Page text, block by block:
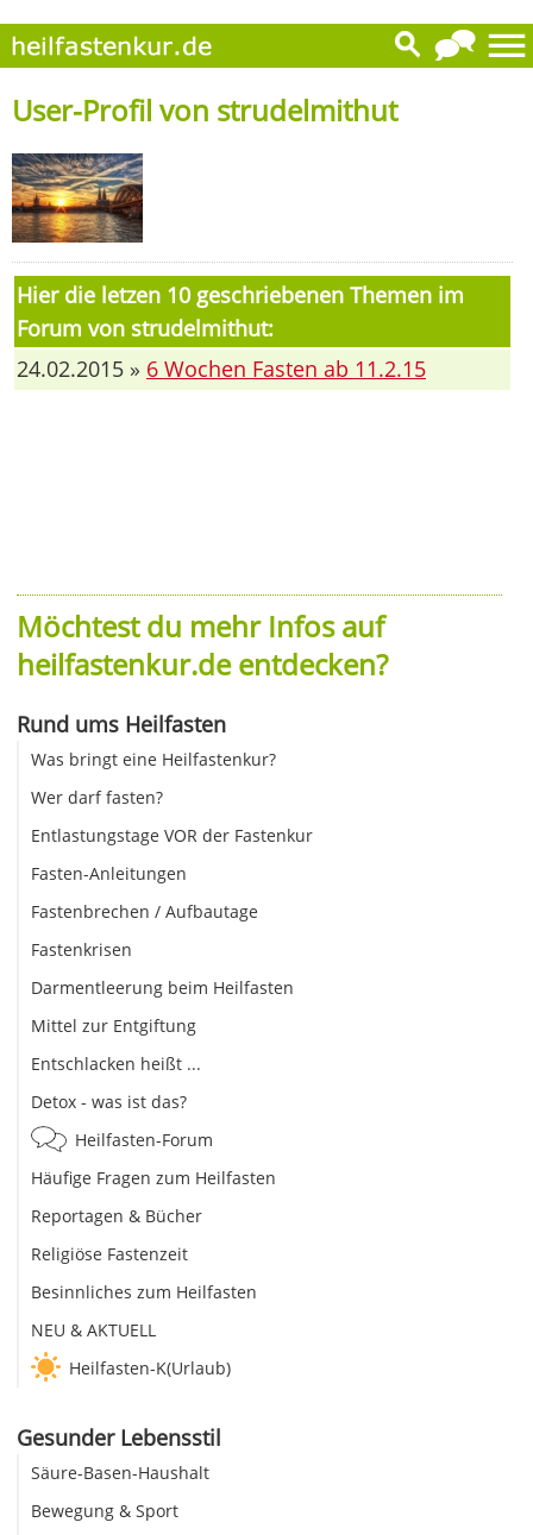
User-Profil von strudelmithut
Hier die letzen 10 geschriebenen Themen im
Forum von strudelmithut:
24.02.2015 » 6 Wochen Fasten ab 11.2.15
Möchtest du mehr Infos auf
heilfastenkur.de entdecken?
Rund ums Heilfasten
Was bringt eine Heilfastenkur?
Wer darf fasten?
Entlastungstage VOR der Fastenkur
Fasten-Anleitungen
Fastenbrechen / Aufbautage
Fastenkrisen
Darmentleerung beim Heilfasten
Mittel zur Entgiftung
Entschlacken heißt ...
Detox - was ist das?
Heilfasten-Forum
Häufige Fragen zum Heilfasten
Reportagen & Bücher
Religiöse Fastenzeit
Besinnliches zum Heilfasten
NEU & AKTUELL
Heilfasten-K(Urlaub)
Gesunder Lebensstil
Säure-Basen-Haushalt
Bewegung & Sport